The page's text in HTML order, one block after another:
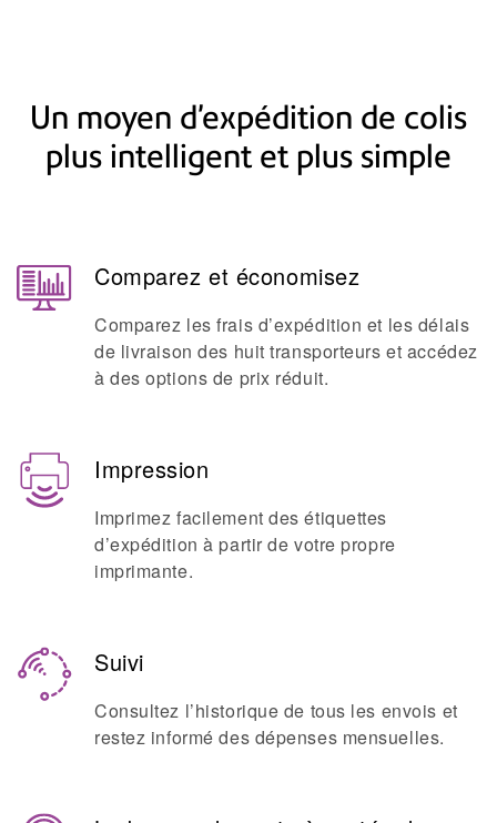
Un moyen d’expédition de colis
plus intelligent et plus simple
Comparez et économisez
Comparez les frais d’expédition et les délais
de livraison des huit transporteurs et accédez
à des options de prix réduit.
Impression
Imprimez facilement des étiquettes
d’expédition à partir de votre propre
imprimante.
Suivi
Consultez l’historique de tous les envois et
restez informé des dépenses mensuelles.